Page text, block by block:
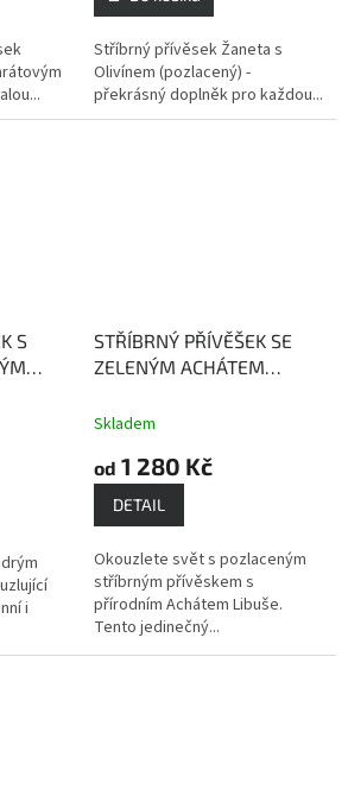
Stříbrný přívěsek Žaneta s
Olivínem (pozlacený) -
překrásný doplněk pro každou...
S
i
STŘÍBRNÝ PŘÍVĚŠEK SE
ZELENÝM ACHÁTEM
Achát - drahokam moci
Skladem
od 1 280 Kč
DETAIL
Okouzlete svět s pozlaceným
stříbrným přívěskem s
přírodním Achátem Libuše.
Tento jedinečný...